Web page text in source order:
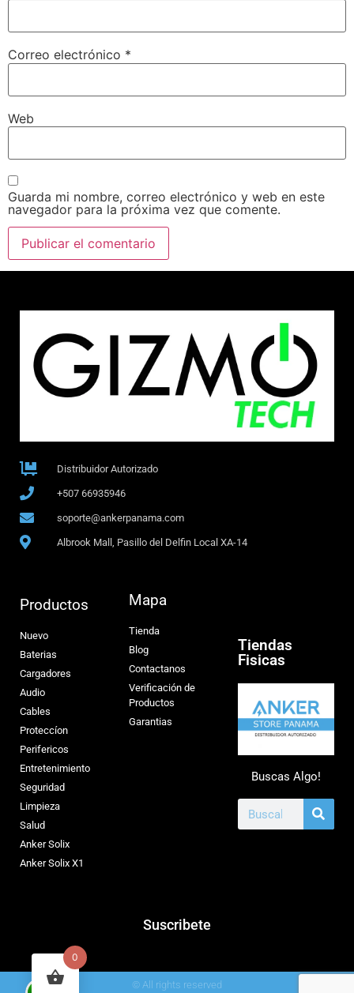
Correo electrónico *
Web
Guarda mi nombre, correo electrónico y web en este
navegador para la próxima vez que comente.
Distribuidor Autorizado
+507 66935946
soporte@ankerpanama.com
Albrook Mall, Pasillo del Delfin Local XA-14
Productos
Nuevo
Baterias
Cargadores
Audio
Cables
Proteccíon
Perifericos
Entretenimiento
Seguridad
Limpieza
Salud
Anker Solix
Anker Solix X1
Mapa
Tienda
Blog
Contactanos
Verificación de
Productos
Garantias
Tiendas
Fisicas
Buscas Algo!
Suscribete
© All rights reserved
0